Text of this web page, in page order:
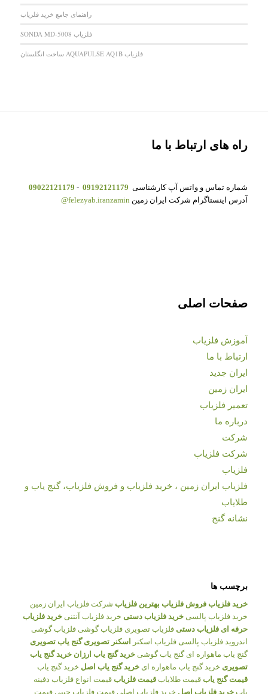
راهنمای جامع خرید فلزیاب
فلزیاب SONDA MD-5008
فلزیاب AQUAPULSE AQ1B ساخت انگلستان
راه های ارتباط با ما
شماره تماس و واتس آپ کارشناسی 09192121179
-
09022121179
آدرس اینستاگرام شرکت ایران زمین felezyab.iranzamin@
صفحات اصلی
آموزش فلزیاب
ارتباط با ما
ایران جدید
ایران زمین
تعمیر فلزیاب
درباره ما
شرکت
شرکت فلزیاب
فلزیاب
فلزیاب ایران زمین ، خرید فلزیاب و فروش فلزیاب، گنج یاب و
طلایاب
نشانه گنج
برچسب ها
خرید فلزیاب فروش فلزیاب بهترین فلزیاب شرکت فلزیاب ایران زمین
خرید فلزیاب پالسی خرید فلزیاب دستی خرید فلزیاب آنتنی خرید فلزیاب
حرفه ای فلزیاب دستی فلزیاب تصویری فلزیاب گوشی فلزیاب گوشی
اندروید فلزیاب پالسی فلزیاب اسکنر اسکنر تصویری گنج یاب تصویری
گنج یاب ماهواره ای گنج یاب گوشی خرید گنج یاب ارزان خرید گنج یاب
تصویری خرید گنج یاب ماهواره ای خرید گنج یاب اصل خرید گنج یاب
قیمت گنج یاب قیمت طلایاب قیمت فلزیاب قیمت انواع فلزیاب دفینه
یاب خرید فلزیاب اصل خرید فلزیاب اصلی قیمت فلزیاب جیبی قیمت